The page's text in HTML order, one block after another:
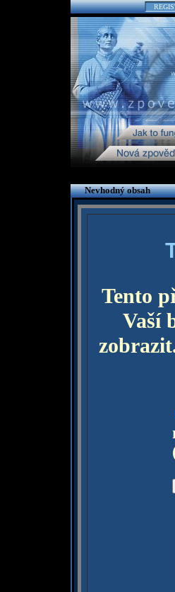
Nevhodný obsah
Tento
Vaší